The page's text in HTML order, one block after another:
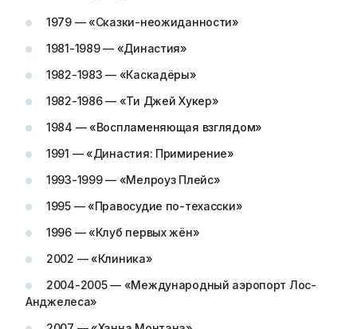
1979 — «Сказки-неожиданности»
1981-1989 — «Династия»
1982-1983 — «Каскадёры»
1982-1986 — «Ти Джей Хукер»
1984 — «Воспламеняющая взглядом»
1991 — «Династия: Примирение»
1993-1999 — «Мелроуз Плейс»
1995 — «Правосудие по-техасски»
1996 — «Клуб первых жён»
2002 — «Клиника»
2004-2005 — «Международный аэропорт Лос-
Анджелеса»